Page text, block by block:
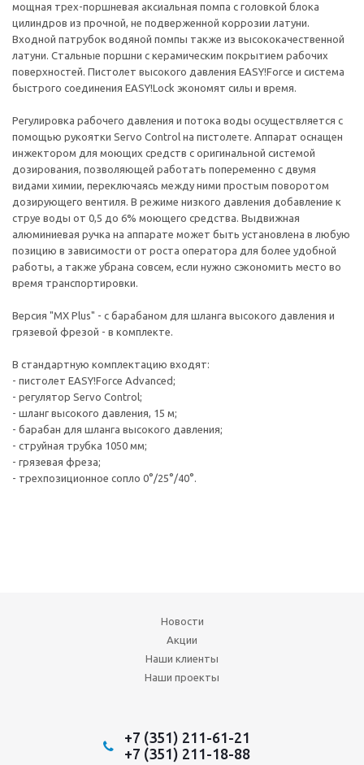
мощная трех-поршневая аксиальная помпа с головкой блока
цилиндров из прочной, не подверженной коррозии латуни.
Входной патрубок водяной помпы также из высококачественной
латуни. Стальные поршни с керамическим покрытием рабочих
поверхностей. Пистолет высокого давления EASY!Force и система
быстрого соединения EASY!Lock экономят силы и время.
Регулировка рабочего давления и потока воды осуществляется с
помощью рукоятки Servo Control на пистолете. Аппарат оснащен
инжектором для моющих средств с оригинальной системой
дозирования, позволяющей работать попеременно с двумя
видами химии, переключаясь между ними простым поворотом
дозирующего вентиля. В режиме низкого давления добавление к
струе воды от 0,5 до 6% моющего средства. Выдвижная
алюминиевая ручка на аппарате может быть установлена в любую
позицию в зависимости от роста оператора для более удобной
работы, а также убрана совсем, если нужно сэкономить место во
время транспортировки.
Версия "MX Plus" - с барабаном для шланга высокого давления и
грязевой фрезой - в комплекте.
В стандартную комплектацию входят:
- пистолет EASY!Force Advanced;
- регулятор Servo Control;
- шланг высокого давления, 15 м;
- барабан для шланга высокого давления;
- струйная трубка 1050 мм;
- грязевая фреза;
- трехпозиционное сопло 0°/25°/40°.
Новости
Акции
Наши клиенты
Наши проекты
+7 (351) 211-61-21
+7 (351) 211-18-88